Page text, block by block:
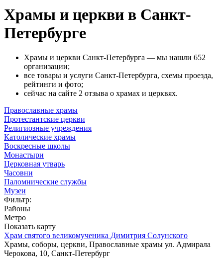
Храмы и церкви в Санкт-
Петербурге
Храмы и церкви Санкт-Петербурга — мы нашли 652
организации;
все товары и услуги Санкт-Петербурга, схемы проезда,
рейтинги и фото;
сейчас на сайте 2 отзыва о храмах и церквях.
Православные храмы
Протестантские церкви
Религиозные учреждения
Католические храмы
Воскресные школы
Монастыри
Церковная утварь
Часовни
Паломнические службы
Музеи
Фильтр:
Районы
Метро
Показать карту
Храм святого великомученика Димитрия Солунского
Храмы, соборы, церкви, Православные храмы ул. Адмирала
Черокова, 10, Санкт-Петербург